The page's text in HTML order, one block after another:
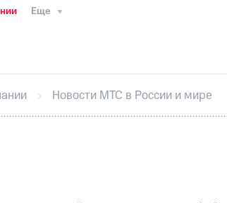
Еще
ИнтервьюФинансовая
секретарьРаскрытие
кабинет акционера
Новости МТС в России и мире